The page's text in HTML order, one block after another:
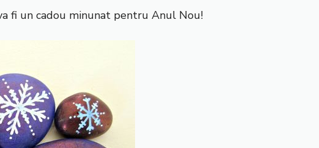
fi un cadou minunat pentru Anul Nou!